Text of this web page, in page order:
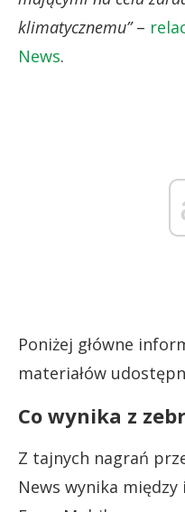
klimatycznemu”–
News.
Poniżej główne
materiałów
Co wynika z
Z tajnych nagrań
News wynika